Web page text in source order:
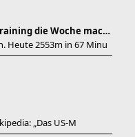
Re: Sub 3:20h mit 3-4 mal Training die Woche machb
Heute 2553m in 67 Minu
„Das US-M